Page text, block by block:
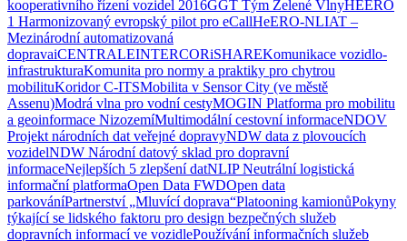
kooperativního řízení vozidel 2016GGT Tým Zelené VlnyHEERO
1 Harmonizovaný evropský pilot pro eCallHeERO-NLIAT –
Mezinárodní automatizovaná
dopravaiCENTRALEINTERCORiSHAREKomunikace vozidlo-
infrastrukturaKomunita pro normy a praktiky pro chytrou
mobilituKoridor C-ITSMobilita v Sensor City (ve městě
Assenu)Modrá vlna pro vodní cestyMOGIN Platforma pro mobilitu
a geoinformace NizozemíMultimodální cestovní informaceNDOV
Projekt národních dat veřejné dopravyNDW data z plovoucích
vozidelNDW Národní datový sklad pro dopravní
informaceNejlepších 5 zlepšení datNLIP Neutrální logistická
informační platformaOpen Data FWDOpen data
parkováníPartnerství „Mluvící doprava“Platooning kamionůPokyny
týkající se lidského faktoru pro design bezpečných služeb
dopravních informací ve vozidlePoužívání informačních služeb